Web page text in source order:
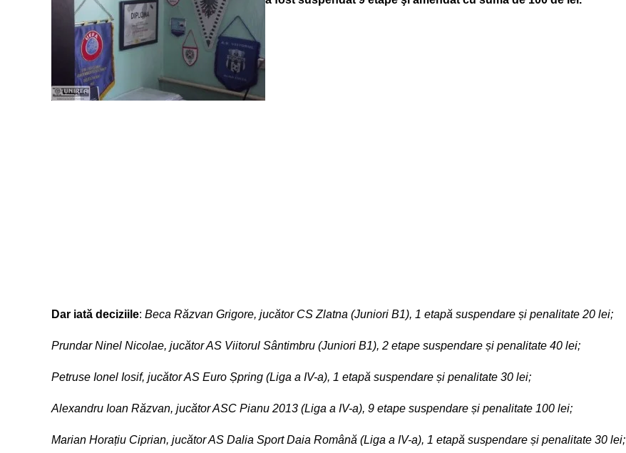
Dar iată deciziile: Beca Răzvan Grigore, jucător CS Zlatna (Juniori B1), 1 etapă suspendare și penalitate 20 lei;
Prundar Ninel Nicolae, jucător AS Viitorul Sântimbru (Juniori B1), 2 etape suspendare și penalitate 40 lei;
Petruse Ionel Iosif, jucător AS Euro Șpring (Liga a IV-a), 1 etapă suspendare și penalitate 30 lei;
Alexandru Ioan Răzvan, jucător ASC Pianu 2013 (Liga a IV-a), 9 etape suspendare și penalitate 100 lei;
Marian Horațiu Ciprian, jucător AS Dalia Sport Daia Română (Liga a IV-a), 1 etapă suspendare și penalitate 30 lei;